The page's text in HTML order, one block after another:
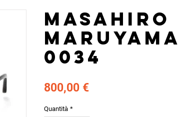
Masahiro
Maruyama
0034
800,00 €Prezzo
Quantità *